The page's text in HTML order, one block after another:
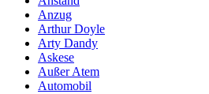
Anzug
Arthur Doyle
Arty Dandy
Askese
Außer Atem
Automobil